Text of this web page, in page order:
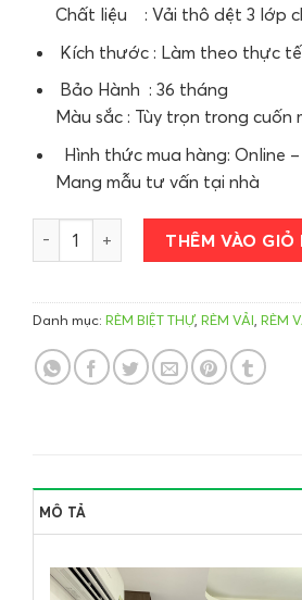
Chất liệu : Vải thô dệt 3 lớp
Kích thước : Làm theo thực tế
Bảo Hành : 36 tháng
Màu sắc : Tùy trọn trong cuốn
Hình thức mua hàng: Online
Mang mẫu tư vấn tại nhà
Rèm vải Nhật Depo Cao Cấp
THÊM VÀO GIỎ
Danh mục: RÈM BIỆT THỰ, RÈM VẢI RÈM
MÔ TẢ